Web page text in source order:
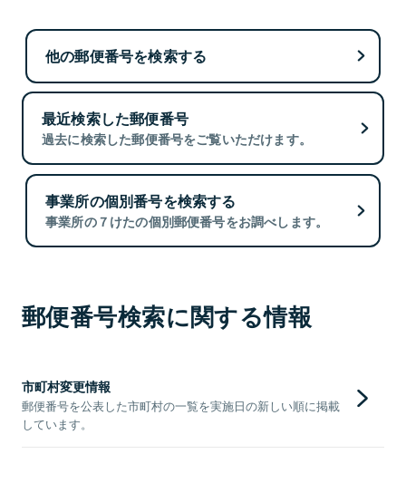
他の郵便番号を検索する
最近検索した郵便番号
過去に検索した郵便番号をご覧いただけます。
事業所の個別番号を検索する
事業所の７けたの個別郵便番号をお調べします。
郵便番号検索に関する情報
市町村変更情報
郵便番号を公表した市町村の一覧を実施日の新しい順に掲載
しています。